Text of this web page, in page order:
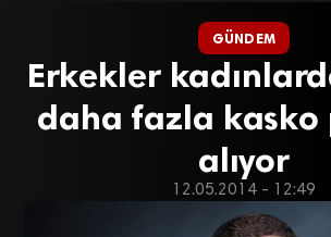
GÜNDEM
Erkekler
daha fazla kasko
alıyor
12.05.2014 - 12:49